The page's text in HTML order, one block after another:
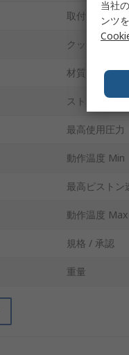
取付タイプ
クッションタ
材質
ストローク長
最高使用圧力
動作温度 Min
最高ピストン
動作温度 Max
規格 / 承認
重量
当社
ンツ